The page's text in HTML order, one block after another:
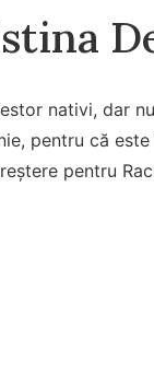
nativi, dar
pentru că
pentru